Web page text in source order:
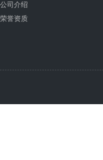
公司介绍
荣誉资质